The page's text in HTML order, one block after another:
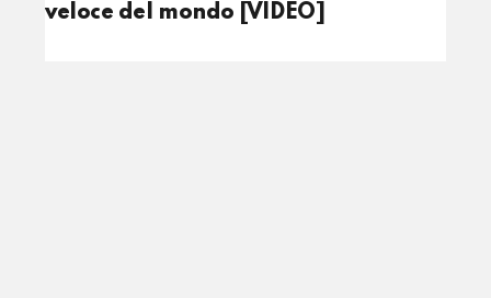
veloce del mondo [VIDEO]